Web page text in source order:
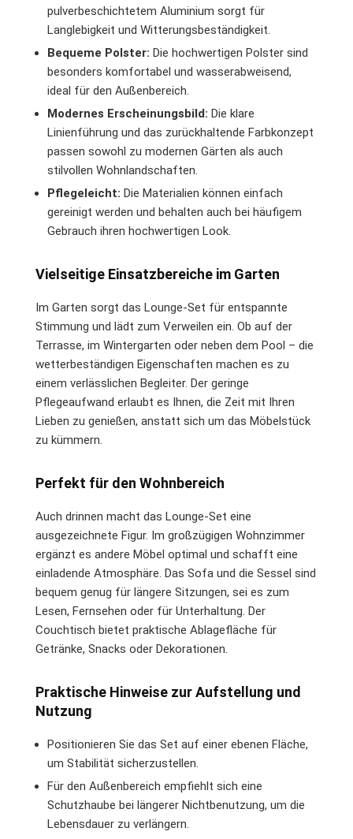
pulverbeschichtetem Aluminium sorgt für
Langlebigkeit und Witterungsbeständigkeit.
Bequeme Polster: Die hochwertigen Polster sind
besonders komfortabel und wasserabweisend,
ideal für den Außenbereich.
Modernes Erscheinungsbild: Die klare
Linienführung und das zurückhaltende Farbkonzept
passen sowohl zu modernen Gärten als auch
stilvollen Wohnlandschaften.
Pflegeleicht: Die Materialien können einfach
gereinigt werden und behalten auch bei häufigem
Gebrauch ihren hochwertigen Look.
Vielseitige Einsatzbereiche im Garten
Im Garten sorgt das Lounge-Set für entspannte
Stimmung und lädt zum Verweilen ein. Ob auf der
Terrasse, im Wintergarten oder neben dem Pool – die
wetterbeständigen Eigenschaften machen es zu
einem verlässlichen Begleiter. Der geringe
Pflegeaufwand erlaubt es Ihnen, die Zeit mit Ihren
Lieben zu genießen, anstatt sich um das Möbelstück
zu kümmern.
Perfekt für den Wohnbereich
Auch drinnen macht das Lounge-Set eine
ausgezeichnete Figur. Im großzügigen Wohnzimmer
ergänzt es andere Möbel optimal und schafft eine
einladende Atmosphäre. Das Sofa und die Sessel sind
bequem genug für längere Sitzungen, sei es zum
Lesen, Fernsehen oder für Unterhaltung. Der
Couchtisch bietet praktische Ablagefläche für
Getränke, Snacks oder Dekorationen.
Praktische Hinweise zur Aufstellung und
Nutzung
Positionieren Sie das Set auf einer ebenen Fläche,
um Stabilität sicherzustellen.
Für den Außenbereich empfiehlt sich eine
Schutzhaube bei längerer Nichtbenutzung, um die
Lebensdauer zu verlängern.